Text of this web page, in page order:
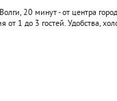
20 минут - от центра
1 до 3 гостей. Удобства,
ресторан с двумя